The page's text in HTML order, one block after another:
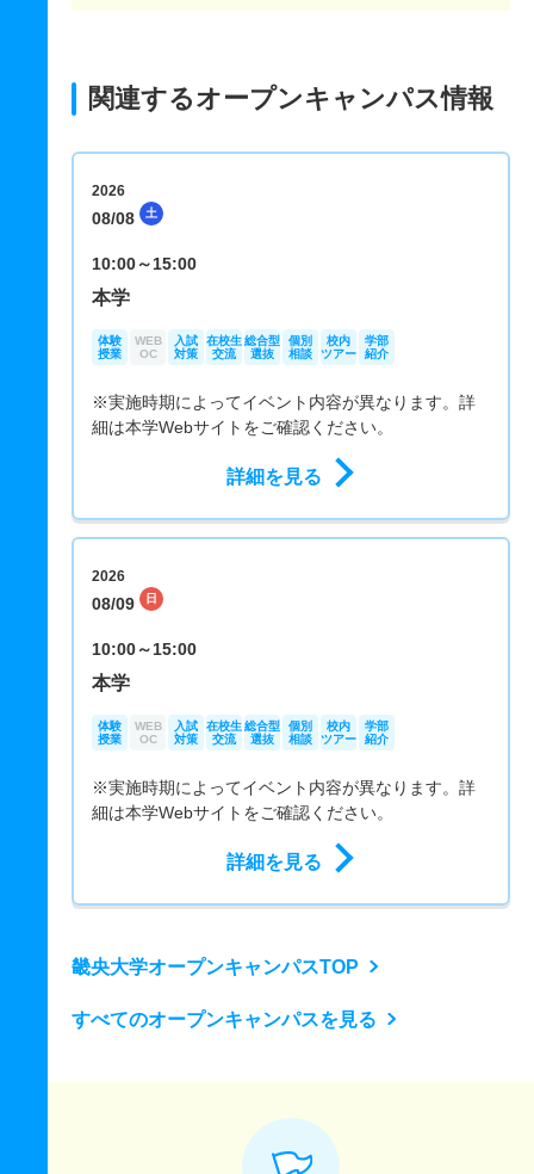
関連するオープンキャンパス情報
2026
08/08 土
10:00～15:00
本学
体験
授業
WEB
OC
入試
対策
在校生
交流
総合型
選抜
個別
相談
校内
ツアー
学部
紹介
※実施時期によってイベント内容が異なります。詳
細は本学Webサイトをご確認ください。
詳細を見る
2026
08/09 日
10:00～15:00
本学
体験
授業
WEB
OC
入試
対策
在校生
交流
総合型
選抜
個別
相談
校内
ツアー
学部
紹介
※実施時期によってイベント内容が異なります。詳
細は本学Webサイトをご確認ください。
詳細を見る
畿央大学オープンキャンパスTOP
すべてのオープンキャンパスを見る